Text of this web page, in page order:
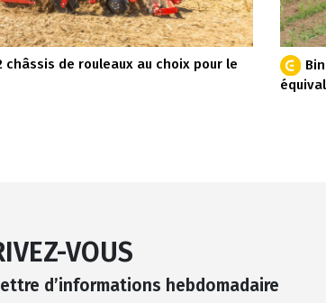
châssis de rouleaux au choix pour le
VOUS
d’informations hebdomadaire